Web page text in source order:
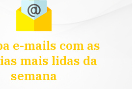
e-mails com as
mais lidas da
semana